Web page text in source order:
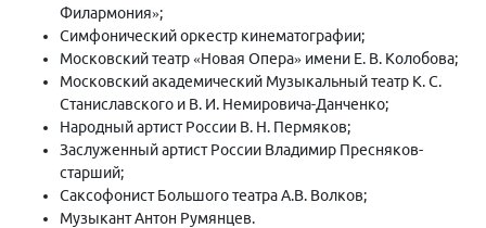
Филармония»;
Симфонический оркестр кинематографии;
Московский театр «Новая Опера» имени Е. В. Колобова;
Московский академический Музыкальный театр К. С.
Станиславского и В. И. Немировича-Данченко;
Народный артист России В. Н. Пермяков;
Заслуженный артист России Владимир Пресняков-
старший;
Саксофонист Большого театра А.В. Волков;
Музыкант Антон Румянцев.